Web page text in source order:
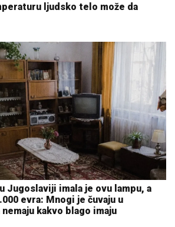
ljudsko telo može da
Jugoslaviji imala je ovu lampu, a
evra: Mnogi je čuvaju u
kakvo blago imaju